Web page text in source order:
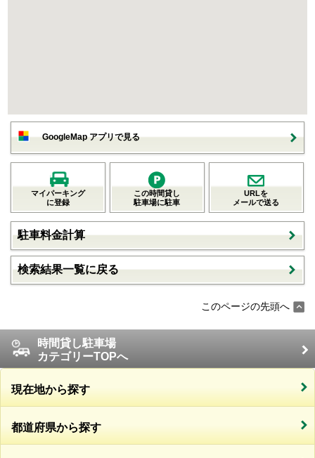
GoogleMap アプリで見る
マイパーキング
に登録
この時間貸し
駐車場に駐車
URLを
メールで送る
駐車料金計算
検索結果一覧に戻る
このページの先頭へ
時間貸し駐車場
カテゴリーTOPへ
現在地から探す
都道府県から探す